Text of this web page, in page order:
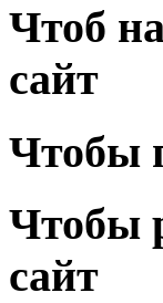
Чтоб
сайт
Чтобы
Чтобы
сайт